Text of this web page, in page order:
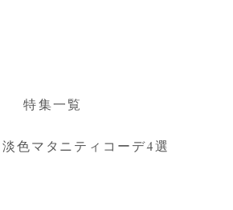
特集一覧
淡色マタニティコーデ4選